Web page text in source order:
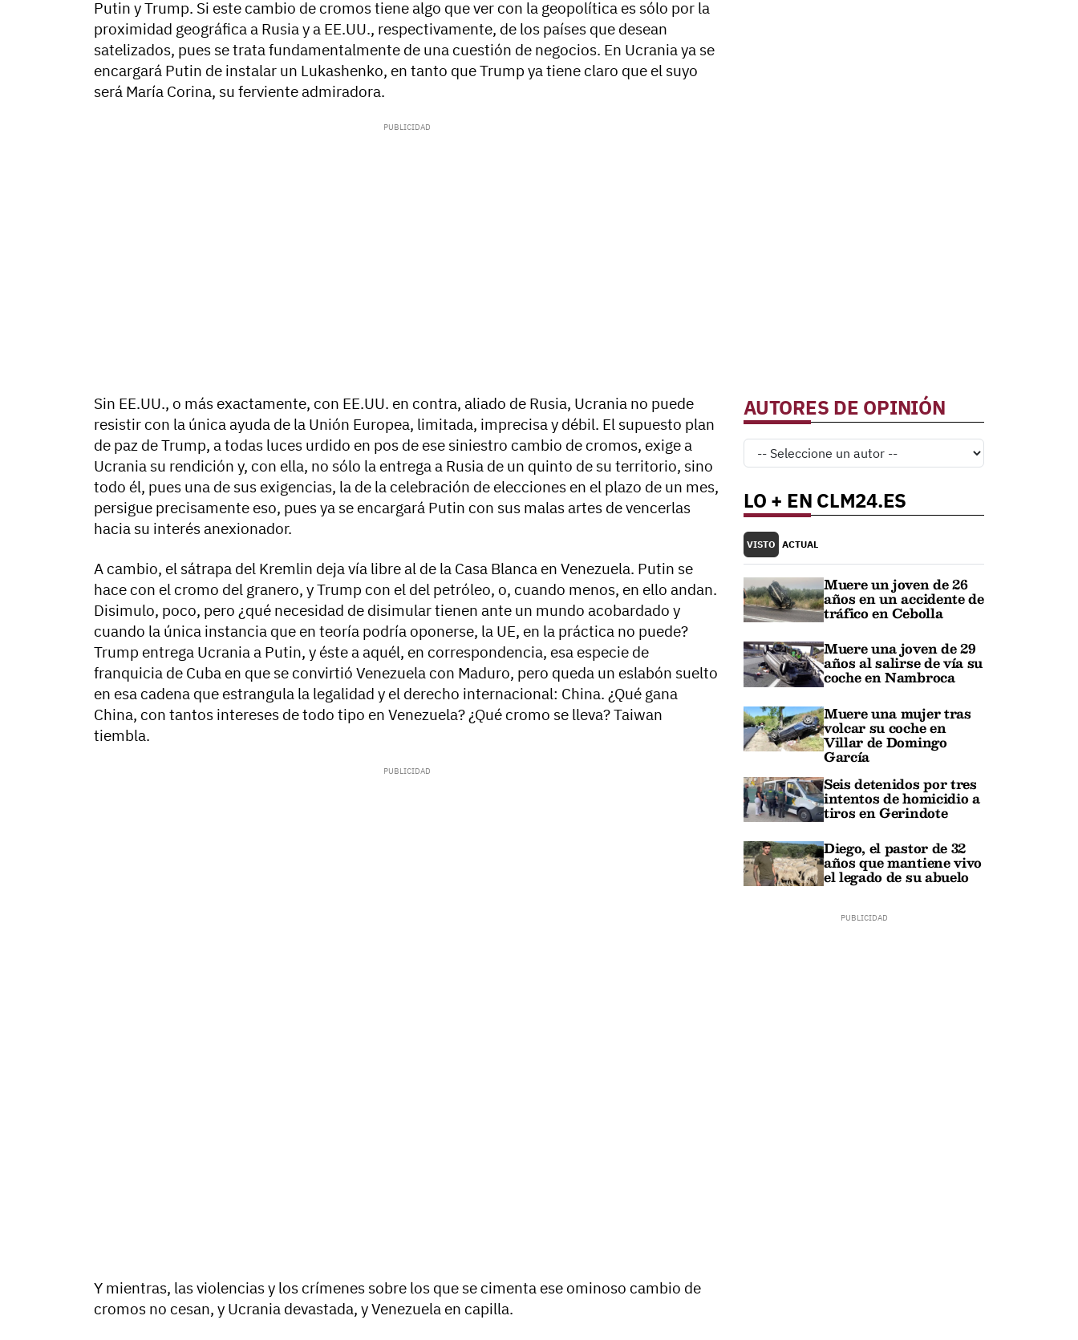
Putin y Trump. Si este cambio de cromos tiene algo que ver con la geopolítica es sólo por la
proximidad geográfica a Rusia y a EE.UU., respectivamente, de los países que desean
satelizados, pues se trata fundamentalmente de una cuestión de negocios. En Ucrania ya se
encargará Putin de instalar un Lukashenko, en tanto que Trump ya tiene claro que el suyo
será María Corina, su ferviente admiradora.
Sin EE.UU., o más exactamente, con EE.UU. en contra, aliado de Rusia, Ucrania no puede
resistir con la única ayuda de la Unión Europea, limitada, imprecisa y débil. El supuesto plan
de paz de Trump, a todas luces urdido en pos de ese siniestro cambio de cromos, exige a
Ucrania su rendición y, con ella, no sólo la entrega a Rusia de un quinto de su territorio, sino
todo él, pues una de sus exigencias, la de la celebración de elecciones en el plazo de un mes,
persigue precisamente eso, pues ya se encargará Putin con sus malas artes de vencerlas
hacia su interés anexionador.
A cambio, el sátrapa del Kremlin deja vía libre al de la Casa Blanca en Venezuela. Putin se
hace con el cromo del granero, y Trump con el del petróleo, o, cuando menos, en ello andan.
Disimulo, poco, pero ¿qué necesidad de disimular tienen ante un mundo acobardado y
cuando la única instancia que en teoría podría oponerse, la UE, en la práctica no puede?
Trump entrega Ucrania a Putin, y éste a aquél, en correspondencia, esa especie de
franquicia de Cuba en que se convirtió Venezuela con Maduro, pero queda un eslabón suelto
en esa cadena que estrangula la legalidad y el derecho internacional: China. ¿Qué gana
China, con tantos intereses de todo tipo en Venezuela? ¿Qué cromo se lleva? Taiwan
tiembla.
Y mientras, las violencias y los crímenes sobre los que se cimenta ese ominoso cambio de
cromos no cesan, y Ucrania devastada, y Venezuela en capilla.
AUTORES DE OPINIÓN
LO + EN CLM24.ES
VISTO ACTUAL
Muere un joven de 26
años en un accidente de
tráfico en Cebolla
Muere una joven de 29
años al salirse de vía su
coche en Nambroca
Muere una mujer tras
volcar su coche en
Villar de Domingo
García
Seis detenidos por tres
intentos de homicidio a
tiros en Gerindote
Diego, el pastor de 32
años que mantiene vivo
el legado de su abuelo